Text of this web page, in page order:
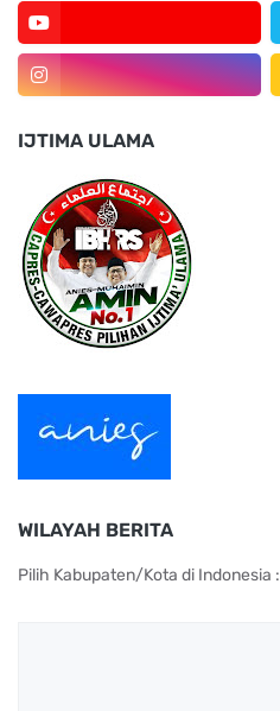
IJTIMA ULAMA
WILAYAH BERITA
Pilih Kabupaten/Kota di Indonesia :